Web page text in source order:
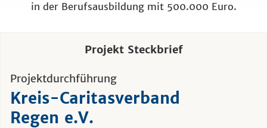
in der Berufsausbildung mit 500.000 Euro.
Projekt Steckbrief
Projektdurchführung
Kreis-Caritasverband
Regen e.V.